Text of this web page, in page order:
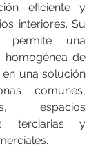
eficiente y
interiores. Su
permite una
de
una solución
comunes,
espacios
terciarias y